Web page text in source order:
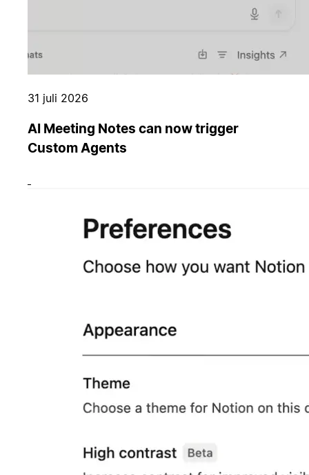
31 juli 2026
AI Meeting Notes can now trigger
Custom Agents